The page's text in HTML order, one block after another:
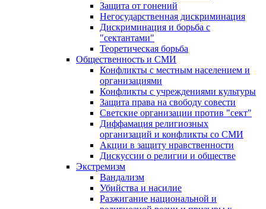
Защита от гонений
Негосударственная дискриминация
Дискриминация и борьба с
"сектантами"
Теоретическая борьба
Общественность и СМИ
Конфликты с местным населением и
организациями
Конфликты с учреждениями культуры
Защита права на свободу совести
Светские организации против "сект"
Диффамация религиозных
организаций и конфликты со СМИ
Акции в защиту нравственности
Дискуссии о религии и обществе
Экстремизм
Вандализм
Убийства и насилие
Разжигание национальной и